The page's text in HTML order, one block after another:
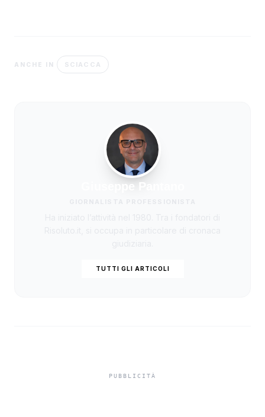
ANCHE IN SCIACCA
Giuseppe Pantano
TUTTI GLI ARTICOLI